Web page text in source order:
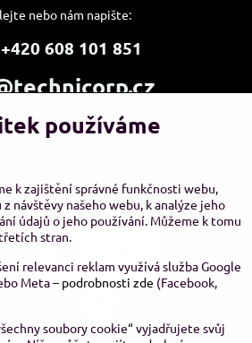
nebo nám napište:
101 851
a výdejní místo:
ESHOP s.r.o.
používáme
k zajištění správné funkčnosti webu,
návštěvy našeho webu, k analýze jeho
údajů o jeho používání. Můžeme k tomu
stran.
relevanci reklam využívá služba Google
Meta – podrobnosti zde (Facebook,
soubory cookie“ vyjadřujete svůj